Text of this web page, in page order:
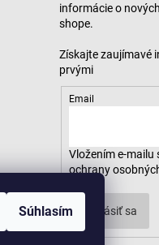
Súhlasím
informácie o
shope.
Email
Vložením e-mailu
ochrany
Prihlásiť sa